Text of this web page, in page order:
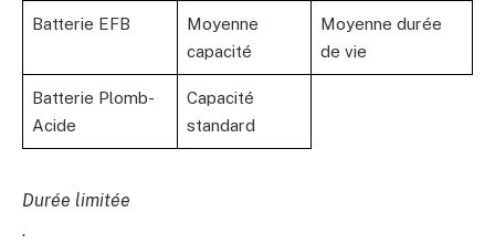
Batterie EFB
Moyenne
capacité
Moyenne durée
de vie
Batterie Plomb-
Acide
Capacité
standard
Durée limitée
.